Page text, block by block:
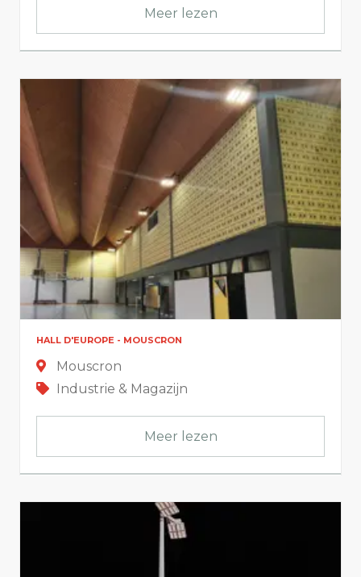
Meer lezen
HALL D'EUROPE - MOUSCRON
Mouscron
Industrie & Magazijn
Meer lezen